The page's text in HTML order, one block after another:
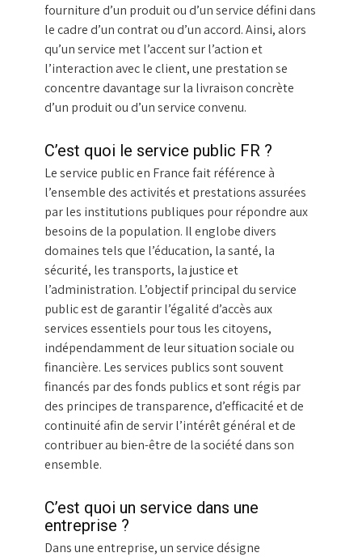
fourniture d’un produit ou d’un service défini dans
le cadre d’un contrat ou d’un accord. Ainsi, alors
qu’un service met l’accent sur l’action et
l’interaction avec le client, une prestation se
concentre davantage sur la livraison concrète
d’un produit ou d’un service convenu.
C’est quoi le service public FR ?
Le service public en France fait référence à
l’ensemble des activités et prestations assurées
par les institutions publiques pour répondre aux
besoins de la population. Il englobe divers
domaines tels que l’éducation, la santé, la
sécurité, les transports, la justice et
l’administration. L’objectif principal du service
public est de garantir l’égalité d’accès aux
services essentiels pour tous les citoyens,
indépendamment de leur situation sociale ou
financière. Les services publics sont souvent
financés par des fonds publics et sont régis par
des principes de transparence, d’efficacité et de
continuité afin de servir l’intérêt général et de
contribuer au bien-être de la société dans son
ensemble.
C’est quoi un service dans une
entreprise ?
Dans une entreprise, un service désigne